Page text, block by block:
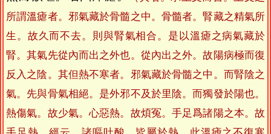
所謂溫瘧者。邪氣藏於骨髓之中。骨髓者。腎藏之精氣所
生。故久而不去。則與腎氣相合。是以溫瘧之病氣藏於
腎。其氣先從內而出之外也。從內出之外。故陽病極而復
反入之陰。其但熱不寒者。邪氣藏於骨髓之中。而腎陰之
氣。先與骨氣相絕。是外邪不及於里陰。而獨發於陽也。
熱傷氣。故少氣。心惡熱。故煩冤。手足爲諸陽之本。故